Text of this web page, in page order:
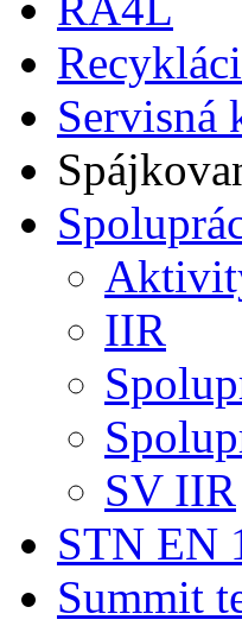
Servisná
IIR
SV IIR
STN EN
Summit